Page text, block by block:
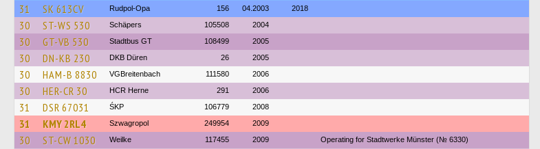
31 SK 613CV Rudpol-Opa 156 04.2003 2018
30 ST-WS 530 Schäpers 105508 2004
30 GT-VB 530 Stadtbus GT 108499 2005
30 DN-KB 230 DKB Düren 26 2005
30 HAM-B 8830 VGBreitenbach 111580 2006
30 HER-CR 30 HCR Herne 291 2006
31 DSR 67031 ŚKP 106779 2008
31 KMY 2RL4 Szwagropol 249954 2009
30 ST-CW 1030 Weilke 117455 2009 Operating for Stadtwerke Münster (№ 6330)